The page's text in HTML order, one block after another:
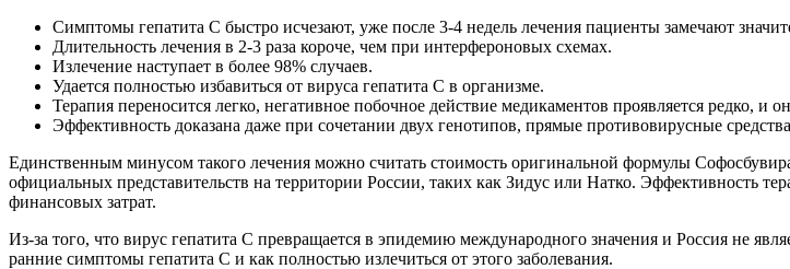
Симптомы гепатита С быстро исчезают, уже после 3-4 недель лечения пациенты замечают
Длительность лечения в 2-3 раза короче, чем при интерфероновых схемах.
Излечение наступает в более 98% случаев.
Удается полностью избавиться от вируса гепатита С в организме.
Терапия переносится легко, негативное побочное действие медикаментов проявляется редко, и
Эффективность доказана даже при сочетании двух генотипов, прямые противовирусные средства
Единственным минусом такого лечения можно считать стоимость оригинальной формулы
официальных представительств на территории России, таких как Зидус или Натко. Эффективность
финансовых затрат.
Из-за того, что вирус гепатита С превращается в эпидемию международного значения и Россия не
ранние симптомы гепатита С и как полностью излечиться от этого заболевания.